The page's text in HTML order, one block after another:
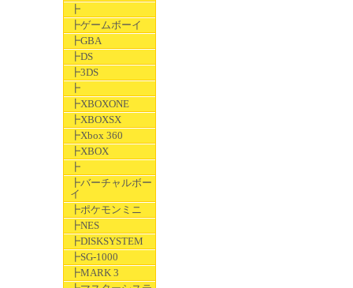
┣
┣ゲームボーイ
┣GBA
┣DS
┣3DS
┣
┣XBOXONE
┣XBOXSX
┣Xbox 360
┣XBOX
┣
┣バーチャルボー
イ
┣ポケモンミニ
┣NES
┣DISKSYSTEM
┣SG-1000
┣MARK 3